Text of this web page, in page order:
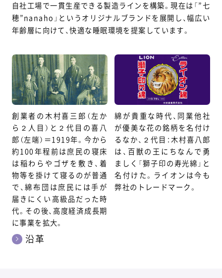
自社工場で一貫生産できる製造ラインを構築。現在は「”七
穂”nanaho」というオリジナルブランドを展開し、幅広い
年齢層に向けて、快適な睡眠環境を提案しています。
創業者の木村喜三郎（左か
ら２人目）と２代目の喜八
郎（左端）＝1919年。今から
約100年程前は庶民の寝床
は稲わらやゴザを敷き、着
物等を掛けて寝るのが普通
で、綿布団は庶民には手が
届きにくい高級品だった時
代。その後、高度経済成長期
に事業を拡大。
沿革
綿が貴重な時代、同業他社
が優美な花の銘柄を名付け
るなか、２代目：木村喜八郎
は、百獣の王にちなんで勇
ましく「獅子印の寿光綿」と
名付けた。ライオンは今も
弊社のトレードマーク。